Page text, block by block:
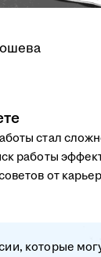
стал
работы
от
которые